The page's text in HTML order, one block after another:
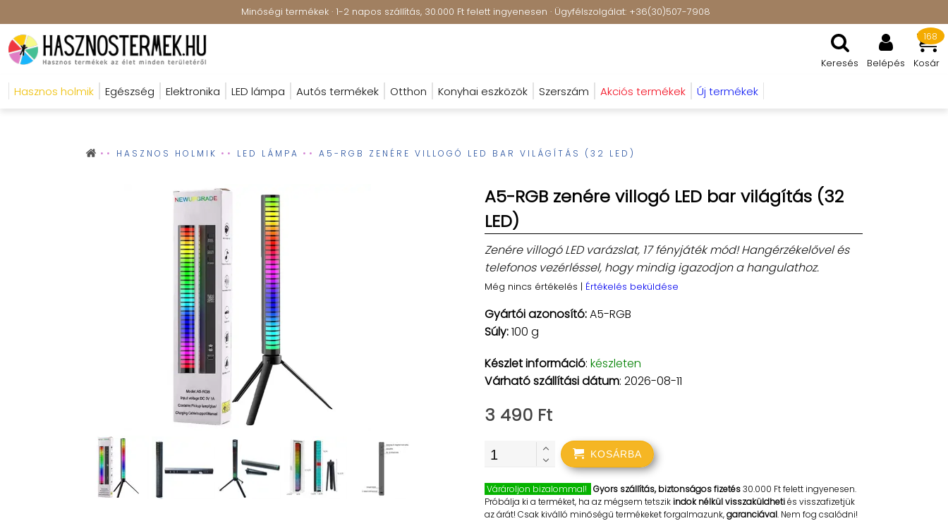
Minőségi termékek · 1-2 napos szállítás, 30.000 Ft felett ingyenesen · Ügyfélszolgálat: +36(30)507-7908
Keresés Belépés Kosár
168
Hasznos holmik Egészség Elektronika LED lámpa Autós termékek Otthon Konyhai eszközök Szerszám Akciós termékek Új termékek
HASZNOS HOLMIK LED LÁMPA A5-RGB ZENÉRE VILLOGÓ LED BAR VILÁGÍTÁS (32 LED)
A5-RGB zenére villogó LED bar világítás (32
LED)
Zenére villogó LED varázslat, 17 fényjáték mód! Hangérzékelővel és
telefonos vezérléssel, hogy mindig igazodjon a hangulathoz.
Még nincs értékelés | Értékelés beküldése
Gyártói azonosító:A5-RGB
Súly:100 g
Készlet információ: készleten
Várható szállítási dátum: 2026-08-11
3 490 Ft
KOSÁRBA
Várároljon bizalommal! Gyors szállítás, biztonságos fizetés30.000 Ft felett ingyenesen.
Próbálja ki a terméket, ha az mégsem tetszikindok nélkül visszaküldhetiés visszafizetjük
az árát! Csak kiválló minőségű termékeket forgalmazunk,garanciával. Nem fog csalódni!